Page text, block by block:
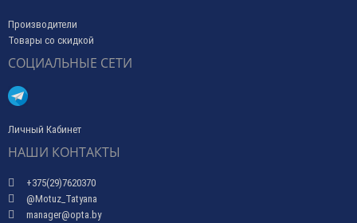
Производители
Товары со скидкой
СОЦИАЛЬНЫЕ СЕТИ
Личный Кабинет
НАШИ КОНТАКТЫ
+375(29)7620370
@Motuz_Tatyana
manager@opta.by